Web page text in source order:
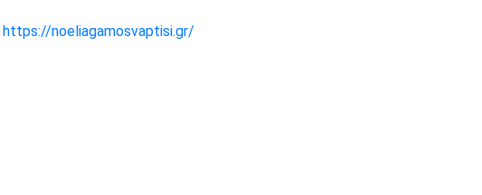
https://noeliagamosvaptisi.gr/